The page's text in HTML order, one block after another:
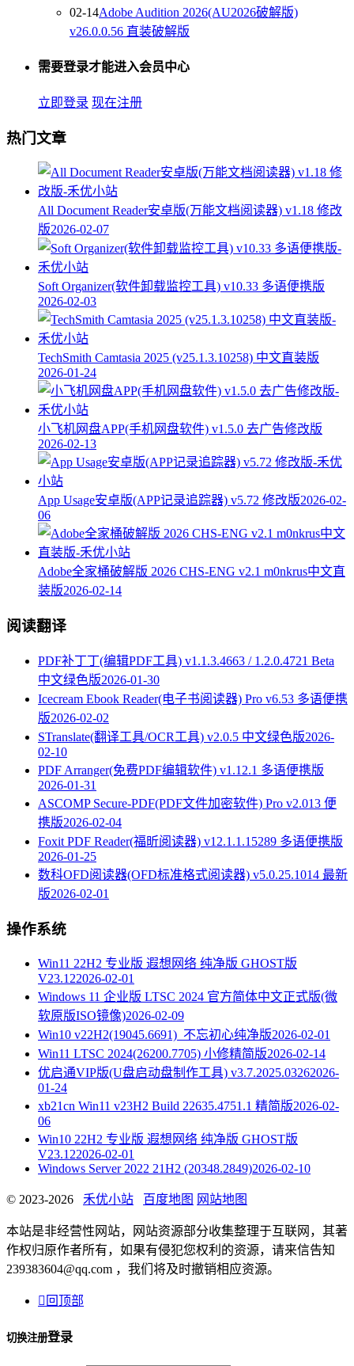
02-14Adobe Audition 2026(AU2026破解版)
v26.0.0.56 直装破解版
需要登录才能进入会员中心
立即登录 现在注册
热门文章
All Document Reader安卓版(万能文档阅读器) v1.18 修改
版2026-02-07
Soft Organizer(软件卸载监控工具) v10.33 多语便携版
2026-02-03
TechSmith Camtasia 2025 (v25.1.3.10258) 中文直装版
2026-01-24
小飞机网盘APP(手机网盘软件) v1.5.0 去广告修改版
2026-02-13
App Usage安卓版(APP记录追踪器) v5.72 修改版2026-02-
06
Adobe全家桶破解版 2026 CHS-ENG v2.1 m0nkrus中文直
装版2026-02-14
阅读翻译
PDF补丁丁(编辑PDF工具) v1.1.3.4663 / 1.2.0.4721 Beta
中文绿色版2026-01-30
Icecream Ebook Reader(电子书阅读器) Pro v6.53 多语便携
版2026-02-02
STranslate(翻译工具/OCR工具) v2.0.5 中文绿色版2026-
02-10
PDF Arranger(免费PDF编辑软件) v1.12.1 多语便携版
2026-01-31
ASCOMP Secure-PDF(PDF文件加密软件) Pro v2.013 便
携版2026-02-04
Foxit PDF Reader(福昕阅读器) v12.1.1.15289 多语便携版
2026-01-25
数科OFD阅读器(OFD标准格式阅读器) v5.0.25.1014 最新
版2026-02-01
操作系统
Win11 22H2 专业版 遐想网络 纯净版 GHOST版
V23.122026-02-01
Windows 11 企业版 LTSC 2024 官方简体中文正式版(微
软原版ISO镜像)2026-02-09
Win10 v22H2(19045.6691)_不忘初心纯净版2026-02-01
Win11 LTSC 2024(26200.7705) 小修精简版2026-02-14
优启通VIP版(U盘启动盘制作工具) v3.7.2025.03262026-
01-24
xb21cn Win11 v23H2 Build 22635.4751.1 精简版2026-02-
06
Win10 22H2 专业版 遐想网络 纯净版 GHOST版
V23.122026-02-01
Windows Server 2022 21H2 (20348.2849)2026-02-10
© 2023-2026 禾优小站 百度地图 网站地图
本站是非经营性网站，网站资源部分收集整理于互联网，其著
作权归原作者所有，如果有侵犯您权利的资源，请来信告知
239383604@qq.com ，我们将及时撤销相应资源。
 回顶部
切换注册登录